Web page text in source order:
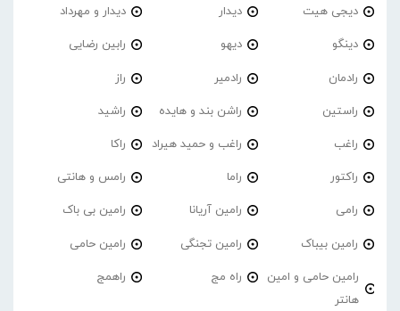
دیجی هیت دیدار دیدار و مهرداد
دینگو دیهو رابین رضایی
رادمان رادمیر راز
راستین راشن بند و هایده راشید
راغب راغب و حمید هیراد راکا
راکتور راما رامس و هانتی
رامی رامین آریانا رامین بی باک
رامین بیباک رامین تجنگی رامین حامی
رامین حامی و امین
هانتر
راه مج راهمج